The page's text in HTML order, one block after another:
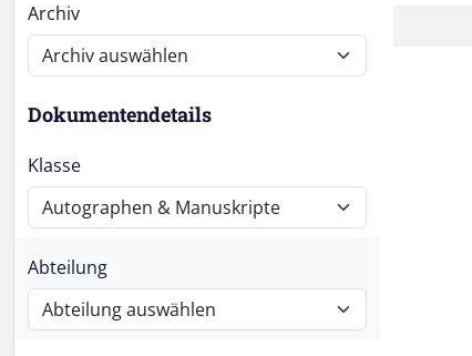
Archiv
Dokumentendetails
Klasse
Abteilung